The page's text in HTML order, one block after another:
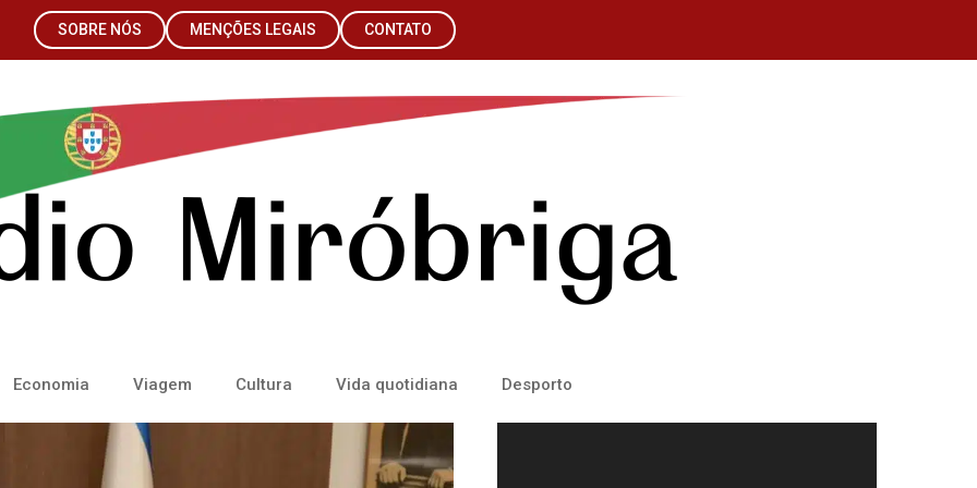
SOBRE NÓS MENÇÕES LEGAIS CONTATO
Economia Viagem Cultura Vida quotidiana Desporto